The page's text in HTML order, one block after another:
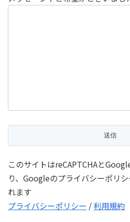
このサイトはreCAPTCHAと
り、Googleのプライバシーポリ
れます
プライバシーポリシー /利用規約